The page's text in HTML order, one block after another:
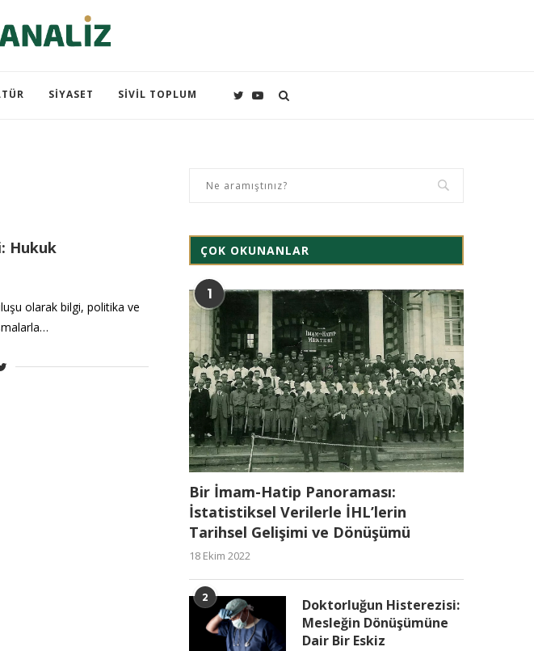
SIYASET SIVIL TOPLUM
Hukuk
olarak bilgi, politika ve
ÇOK OKUNANLAR
1
Bir İmam-Hatip Panoraması:
İstatistiksel Verilerle İHL’lerin
Tarihsel Gelişimi ve Dönüşümü
18 Ekim 2022
2
Doktorluğun Histerezisi:
Mesleğin Dönüşümüne
Dair Bir Eskiz